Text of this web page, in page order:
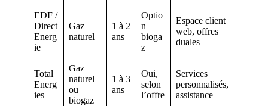
EDF /
Direct
Energ
ie
Gaz
naturel
1 à 2
ans
Optio
n
bioga
z
Espace client
web, offres
duales
Total
Energ
ies
Gaz
naturel
ou
biogaz
1 à 3
ans
Oui,
selon
l’offre
Services
personnalisés,
assistance